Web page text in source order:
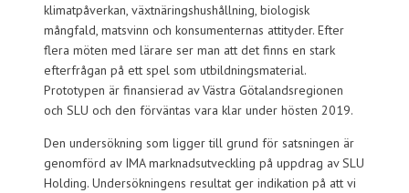
klimatpåverkan, växtnäringshushållning, biologisk
mångfald, matsvinn och konsumenternas attityder. Efter
flera möten med lärare ser man att det finns en stark
efterfrågan på ett spel som utbildningsmaterial.
Prototypen är finansierad av Västra Götalandsregionen
och SLU och den förväntas vara klar under hösten 2019.
Den undersökning som ligger till grund för satsningen är
genomförd av IMA marknadsutveckling på uppdrag av SLU
Holding. Undersökningens resultat ger indikation på att vi